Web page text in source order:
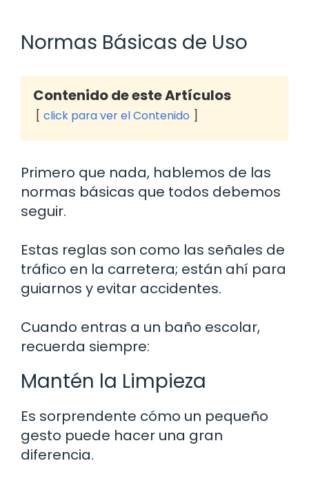
Normas Básicas de Uso
Contenido de este Artículos
click para ver el Contenido
Primero que nada, hablemos de las
normas básicas que todos debemos
seguir.
Estas reglas son como las señales de
tráfico en la carretera; están ahí para
guiarnos y evitar accidentes.
Cuando entras a un baño escolar,
recuerda siempre:
Mantén la Limpieza
Es sorprendente cómo un pequeño
gesto puede hacer una gran
diferencia.